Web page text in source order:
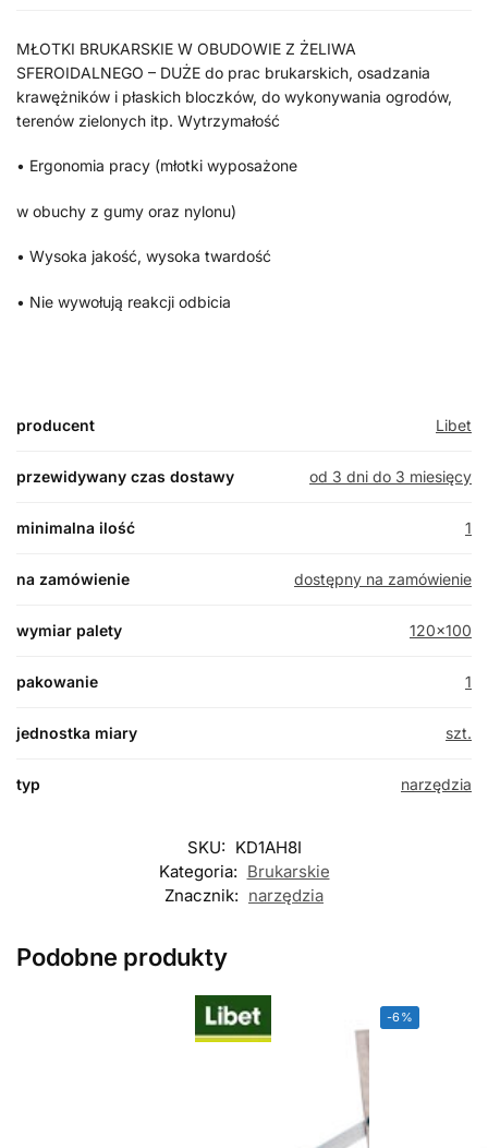
MŁOTKI BRUKARSKIE W OBUDOWIE Z ŻELIWA
SFEROIDALNEGO – DUŻE do prac brukarskich, osadzania
krawężników i płaskich bloczków, do wykonywania ogrodów,
terenów zielonych itp. Wytrzymałość
• Ergonomia pracy (młotki wyposażone
w obuchy z gumy oraz nylonu)
• Wysoka jakość, wysoka twardość
• Nie wywołują reakcji odbicia
producent Libet
przewidywany czas dostawy od 3 dni do 3 miesięcy
minimalna ilość 1
na zamówienie dostępny na zamówienie
wymiar palety 120×100
pakowanie 1
jednostka miary szt.
typ narzędzia
SKU: KD1AH8I
Kategoria: Brukarskie
Znacznik: narzędzia
Podobne produkty
-6%